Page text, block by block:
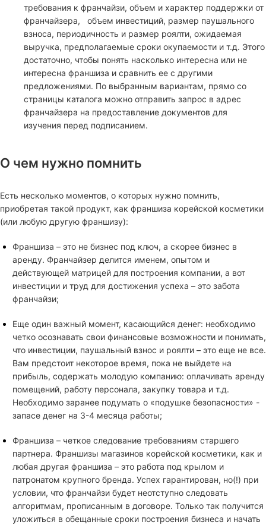
требования к франчайзи, объем и характер поддержки от
франчайзера, объем инвестиций, размер паушального
взноса, периодичность и размер роялти, ожидаемая
выручка, предполагаемые сроки окупаемости и т.д. Этого
достаточно, чтобы понять насколько интересна или не
интересна франшиза и сравнить ее с другими
предложениями. По выбранным вариантам, прямо со
страницы каталога можно отправить запрос в адрес
франчайзера на предоставление документов для
изучения перед подписанием.
О чем нужно помнить
Есть несколько моментов, о которых нужно помнить,
приобретая такой продукт, как франшиза корейской косметики
(или любую другую франшизу):
Франшиза – это не бизнес под ключ, а скорее бизнес в
аренду. Франчайзер делится именем, опытом и
действующей матрицей для построения компании, а вот
инвестиции и труд для достижения успеха – это забота
франчайзи;
Еще один важный момент, касающийся денег: необходимо
четко осознавать свои финансовые возможности и понимать,
что инвестиции, паушальный взнос и роялти – это еще не все.
Вам предстоит некоторое время, пока не выйдете на
прибыль, содержать молодую компанию: оплачивать аренду
помещений, работу персонала, закупку товара и т.д.
Необходимо заранее подумать о «подушке безопасности» -
запасе денег на 3-4 месяца работы;
Франшиза – четкое следование требованиям старшего
партнера. Франшизы магазинов корейской косметики, как и
любая другая франшиза – это работа под крылом и
патронатом крупного бренда. Успех гарантирован, но(!) при
условии, что франчайзи будет неотступно следовать
алгоритмам, прописанным в договоре. Только так получится
уложиться в обещанные сроки построения бизнеса и начать